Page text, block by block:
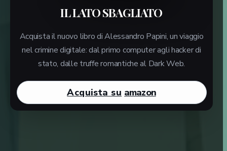
IL LATO SBAGLIATO
Acquista il nuovo libro di Alessandro Papini, un viaggio
nel crimine digitale: dal primo computer agli hacker di
stato, dalle truffe romantiche al Dark Web.
Acquista su amazon